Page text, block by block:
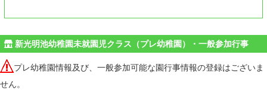
新光明池幼稚園未就園児クラス（プレ幼稚園）・一般参加行事
プレ幼稚園情報及び、一般参加可能な園行事情報の登録はございま
せん。